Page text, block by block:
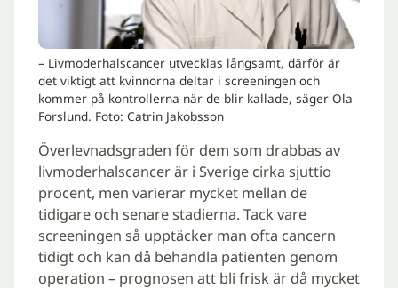
– Livmoderhalscancer utvecklas långsamt, därför är
det viktigt att kvinnorna deltar i screeningen och
kommer på kontrollerna när de blir kallade, säger Ola
Forslund. Foto: Catrin Jakobsson
Överlevnadsgraden för dem som drabbas av
livmoderhalscancer är i Sverige cirka sjuttio
procent, men varierar mycket mellan de
tidigare och senare stadierna. Tack vare
screeningen så upptäcker man ofta cancern
tidigt och kan då behandla patienten genom
operation – prognosen att bli frisk är då mycket